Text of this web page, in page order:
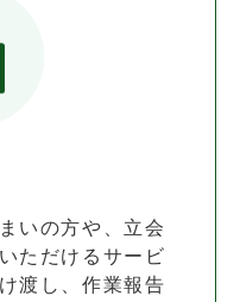
いの方や、立会
ただけるサービ
渡し、作業報告